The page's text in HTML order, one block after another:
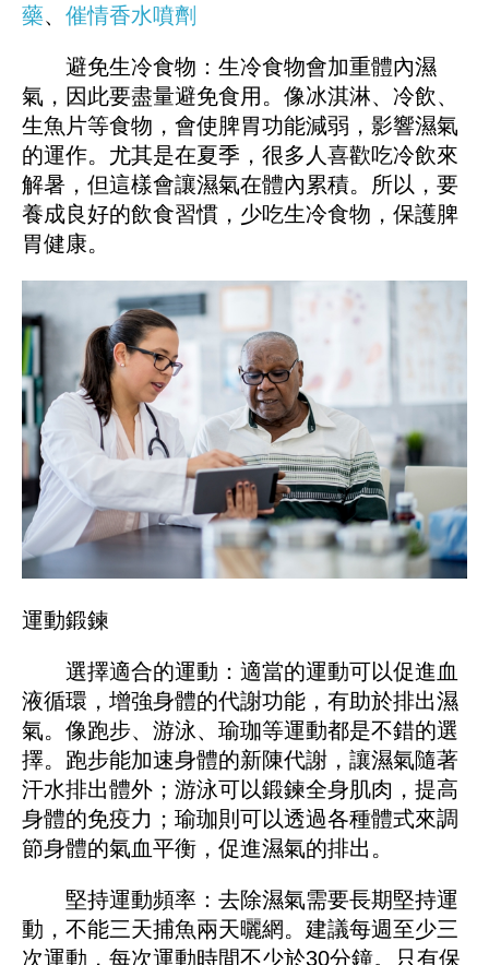
藥、 催情香水噴劑
避免生冷食物：生冷食物會加重體內濕
氣，因此要盡量避免食用。像冰淇淋、冷飲、
生魚片等食物，會使脾胃功能減弱，影響濕氣
的運作。尤其是在夏季，很多人喜歡吃冷飲來
解暑，但這樣會讓濕氣在體內累積。所以，要
養成良好的飲食習慣，少吃生冷食物，保護脾
胃健康。
運動鍛鍊
選擇適合的運動：適當的運動可以促進血
液循環，增強身體的代謝功能，有助於排出濕
氣。像跑步、游泳、瑜珈等運動都是不錯的選
擇。跑步能加速身體的新陳代謝，讓濕氣隨著
汗水排出體外；游泳可以鍛鍊全身肌肉，提高
身體的免疫力；瑜珈則可以透過各種體式來調
節身體的氣血平衡，促進濕氣的排出。
堅持運動頻率：去除濕氣需要長期堅持運
動，不能三天捕魚兩天曬網。建議每週至少三
次運動，每次運動時間不少於30分鐘。只有保